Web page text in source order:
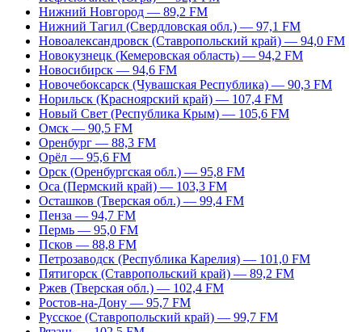
Нижний Новгород — 89,2 FM
Нижний Тагил (Свердловская обл.) — 97,1 FM
Новоалександровск (Ставропольский край) — 94,0 FM
Новокузнецк (Кемеровская область) — 94,2 FM
Новосибирск — 94,6 FM
Новочебоксарск (Чувашская Республика) — 90,3 FM
Норильск (Красноярский край) — 107,4 FM
Новый Свет (Республика Крым) — 105,6 FM
Омск — 90,5 FM
Оренбург — 88,3 FM
Орёл — 95,6 FM
Орск (Оренбургская обл.) — 95,8 FM
Оса (Пермский край) — 103,3 FM
Осташков (Тверская обл.) — 99,4 FM
Пенза — 94,7 FM
Пермь — 95,0 FM
Псков — 88,8 FM
Петрозаводск (Республика Карелия) — 101,0 FM
Пятигорск (Ставропольский край) — 89,2 FM
Ржев (Тверская обл.) — 102,4 FM
Ростов-на-Дону — 95,7 FM
Русское (Ставропольский край) — 99,7 FM